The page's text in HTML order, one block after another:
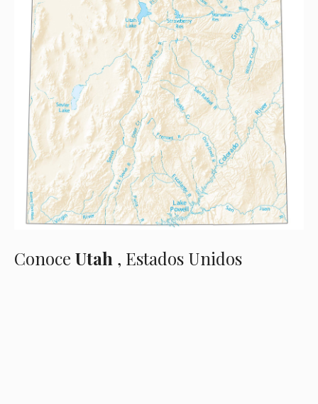
Conoce Utah , Estados Unidos